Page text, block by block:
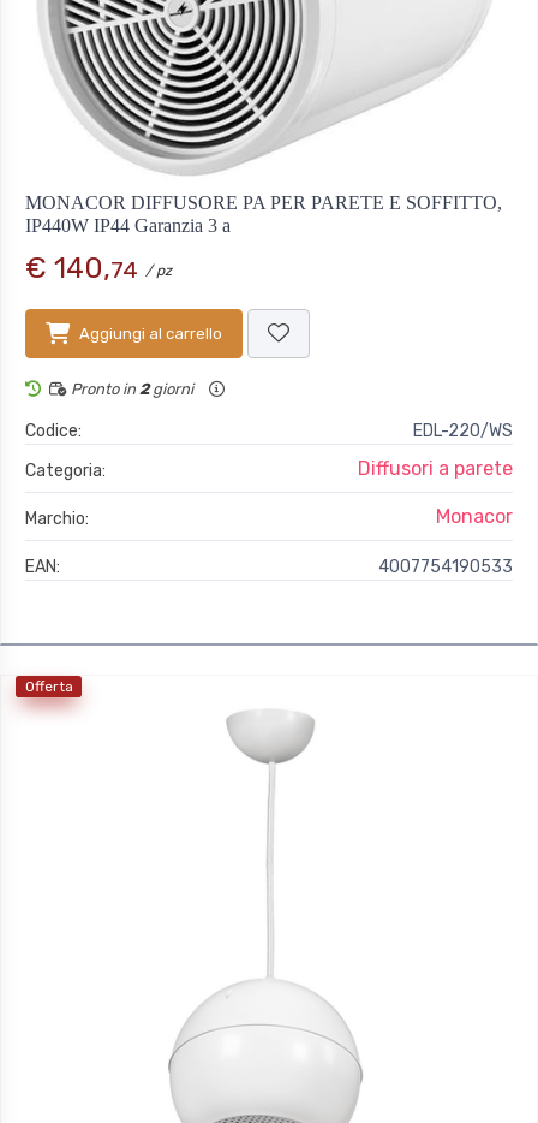
MONACOR DIFFUSORE PA PER PARETE E SOFFITTO,
IP440W IP44 Garanzia 3 a
€ 140,74 / pz
Aggiungi al carrello
Pronto in 2giorni
Codice:
EDL-220/WS
Categoria:
Diffusori a parete
Marchio: Monacor
EAN: 4007754190533
Offerta